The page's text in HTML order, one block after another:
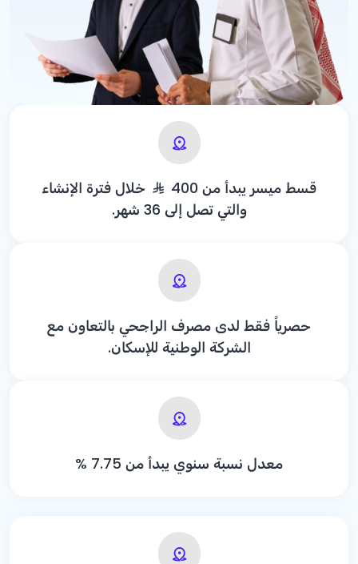
قسط ميسر يبدأ من 400
خلال فترة الإنشاء
والتي تصل إلى 36 شهر.
حصرياً فقط لدى مصرف الراجحي بالتعاون مع
الشركة الوطنية للإسكان.
معدل نسبة سنوي يبدأ من % 7.75